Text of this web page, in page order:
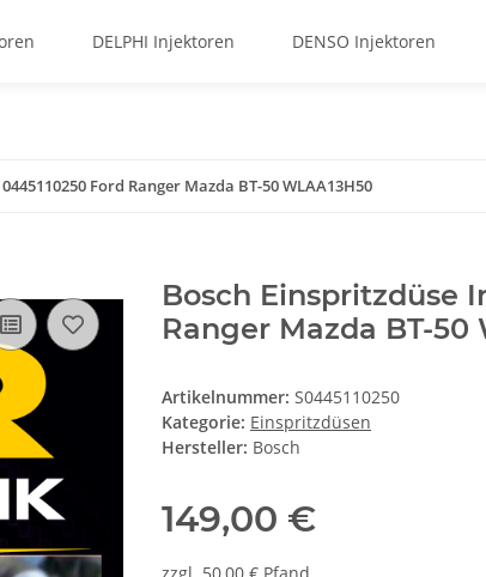
DELPHI Injektoren DENSO Injektoren
Ford Ranger Mazda BT-50 WLAA13H50
Bosch Einspritzdüse
Ranger Mazda BT-50
Artikelnummer: S0445110250
Kategorie: Einspritzdüsen
Hersteller: Bosch
149,00 €